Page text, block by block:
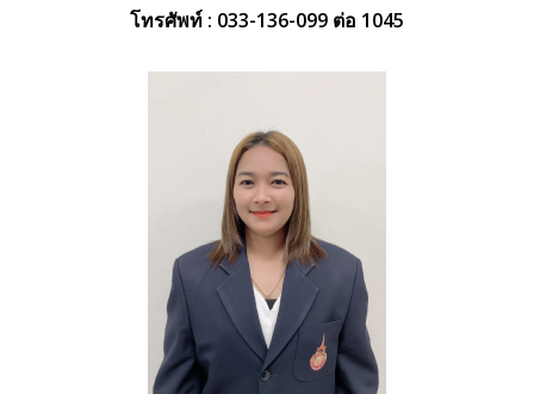
โทรศัพท์ : 033-136-099 ต่อ 1045